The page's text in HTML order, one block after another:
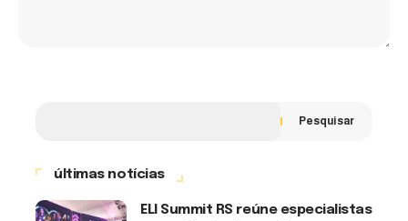
Pesquisar
últimas notícias
ELI Summit RS reúne especialistas